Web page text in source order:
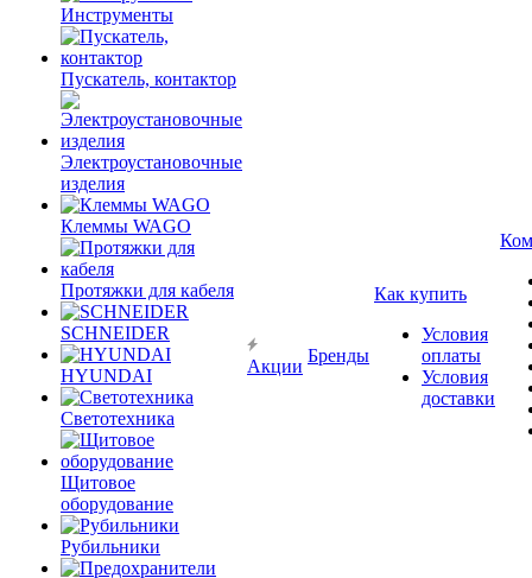
Инструменты
Пускатель, контактор
Электроустановочные
изделия
Клеммы WAGO
Протяжки для кабеля
SCHNEIDER
HYUNDAI
Светотехника
Щитовое
оборудование
Рубильники
Акции
Бренды
Как купить
Условия
оплаты
Условия
доставки